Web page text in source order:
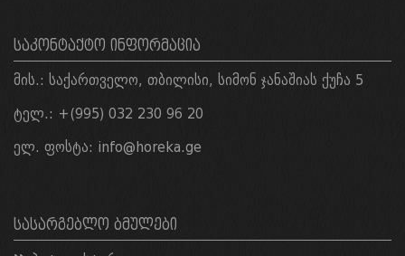
ᲡᲐᲙᲝᲜᲢᲐᲥᲢᲝ ᲘᲜᲤᲝᲠᲛᲐᲪᲘᲐ
მის.: საქართველო, თბილისი, სიმონ ჯანაშიას ქუჩა 5
ტელ.: +(995) 032 230 96 20
ელ. ფოსტა: info@horeka.ge
ᲡᲐᲡᲐᲠᲒᲔᲑᲚᲝ ᲑᲛᲣᲚᲔᲑᲘ